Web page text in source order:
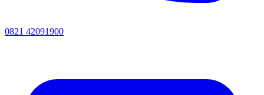
0821 42091900